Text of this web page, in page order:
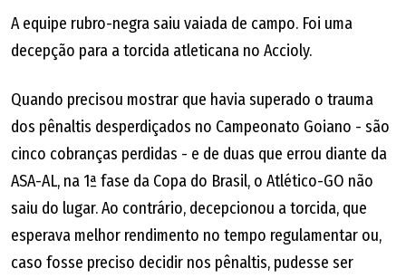
A equipe rubro-negra saiu vaiada de campo. Foi uma
decepção para a torcida atleticana no Accioly.
Quando precisou mostrar que havia superado o trauma
dos pênaltis desperdiçados no Campeonato Goiano - são
cinco cobranças perdidas - e de duas que errou diante da
ASA-AL, na 1ª fase da Copa do Brasil, o Atlético-GO não
saiu do lugar. Ao contrário, decepcionou a torcida, que
esperava melhor rendimento no tempo regulamentar ou,
caso fosse preciso decidir nos pênaltis, pudesse ser